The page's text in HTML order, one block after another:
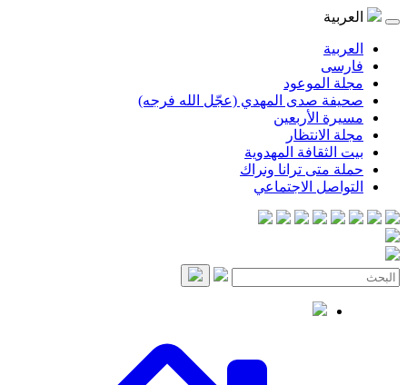
العربية
العربية
فارسی
مجلة الموعود
صحيفة صدى المهدي (عجّل الله فرجه)
مسيرة الأربعين
مجلة الانتظار
بيت الثقافة المهدوية
حملة متى ترانا ونراك
التواصل الاجتماعي